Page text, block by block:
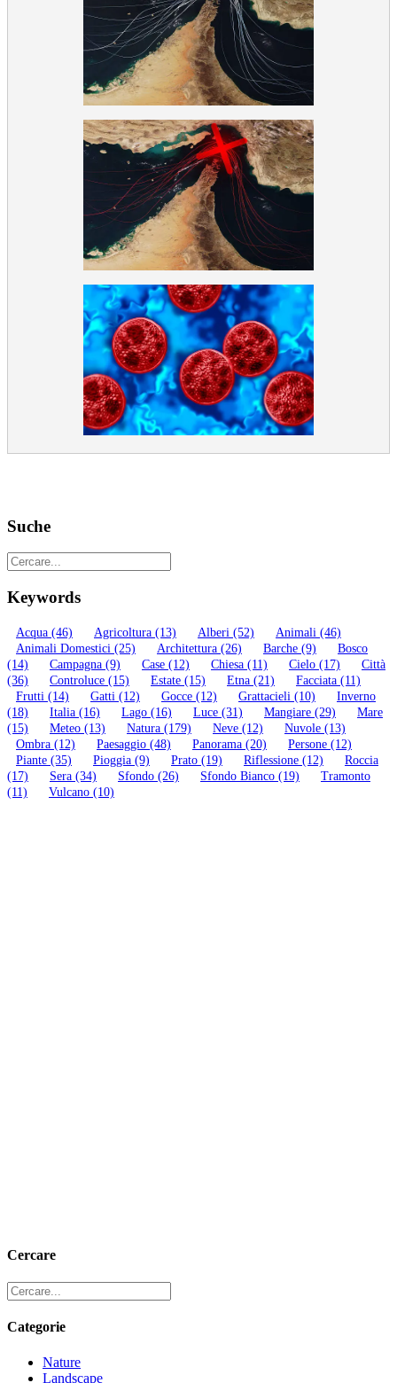
Suche
Keywords
Acqua (46) Agricoltura (13) Alberi (52) Animali (46)
Animali Domestici (25) Architettura (26) Barche (9)
Bosco
(14)
Campagna (9) Case (12) Chiesa (11) Cielo (17)
Città
(36)
Controluce (15) Estate (15) Etna (21) Facciata (11)
Frutti (14) Gatti (12) Gocce (12) Grattacieli (10)
Inverno
(18)
Italia (16) Lago (16) Luce (31) Mangiare (29)
Mare
(15)
Meteo (13) Natura (179) Neve (12) Nuvole (13)
Ombra (12) Paesaggio (48) Panorama (20) Persone (12)
Piante (35) Pioggia (9) Prato (19) Riflessione (12)
Roccia
(17)
Sera (34) Sfondo (26) Sfondo Bianco (19)
Tramonto
(11)
Vulcano (10)
Cercare
Categorie
Nature
Landscape